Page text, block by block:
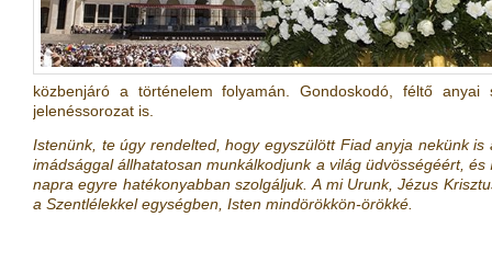
közbenjáró a történelem folyamán. Gondoskodó, féltő anyai
jelenéssorozat is.
Istenünk, te úgy rendelted, hogy egyszülött Fiad anyja nekünk
imádsággal állhatatosan munkálkodjunk a világ üdvösségéért,
napra egyre hatékonyabban szolgáljuk. A mi Urunk, Jézus
a Szentlélekkel egységben, Isten mindörökkön-örökké.